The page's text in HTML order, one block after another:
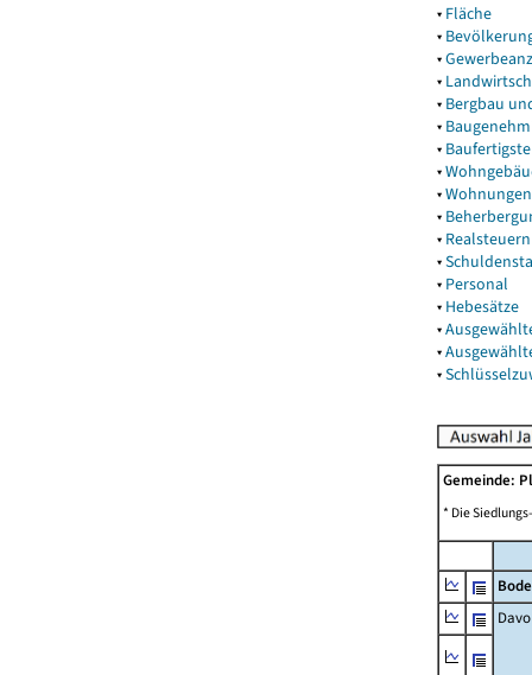
▾ Fläche
▾
▾
▾
▾ Bergbau
▾
▾
▾
▾Wohnungen
▾
▾ Realsteuern
▾
▾ Personal
▾ Hebesätze
▾
▾
▾
Gemeinde:
* Die